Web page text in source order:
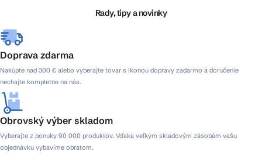
e
Rady, tipy a novinky
Doprava zdarma
Nakúpte nad 300 € alebo vyberajte tovar s ikonou dopravy zadarmo a doručenie
nechajte kompletne na nás.
Obrovský výber skladom
Vyberajte z ponuky 90 000 produktov. Vďaka veľkým skladovým zásobám vašu
objednávku vybavíme obratom.